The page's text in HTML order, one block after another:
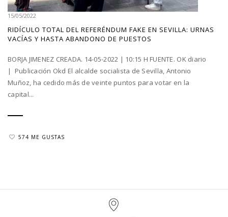
15/05/2022
RIDÍCULO TOTAL DEL REFERÉNDUM FAKE EN SEVILLA: URNAS
VACÍAS Y HASTA ABANDONO DE PUESTOS
BORJA JIMENEZ CREADA. 14-05-2022 | 10:15 H FUENTE. OK diario
| Publicación Okd El alcalde socialista de Sevilla, Antonio
Muñoz, ha cedido más de veinte puntos para votar en la
capital...
574 ME GUSTAS